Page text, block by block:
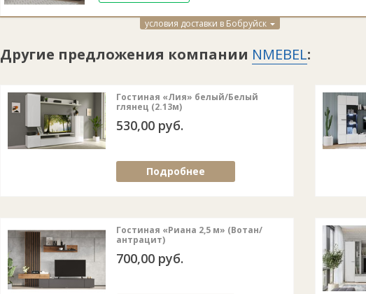
условия доставки в Бобруйск
Другие предложения компании NMEBEL:
Гостиная «Лия» белый/Белый
глянец (2.13м)
530,00 руб.
Подробнее
Гостиная «Риана 2,5 м» (Вотан/
антрацит)
700,00 руб.